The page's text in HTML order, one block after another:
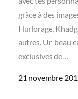
grâce à des
Hurlorage,
autres. Un beau
exclusives de…
Posted
21 novembre